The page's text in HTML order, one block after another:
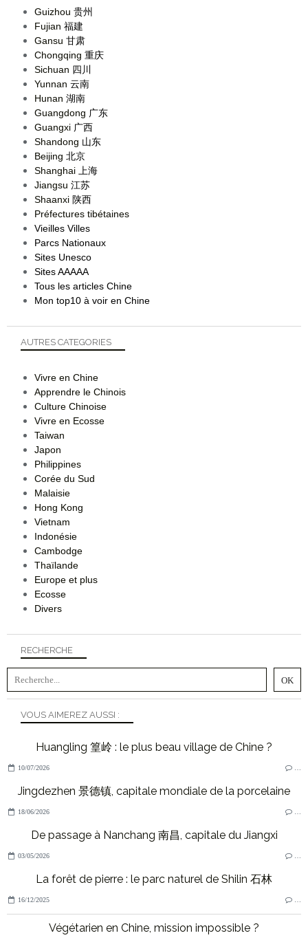
RECHERCHE
VOUS AIMEREZ AUSSI :
Huangling 篁岭 : le plus beau village de Chine ?
10/07/2026
Jingdezhen 景德镇, capitale mondiale de la porcelaine
18/06/2026
De passage à Nanchang 南昌, capitale du Jiangxi
03/05/2026
La forêt de pierre : le parc naturel de Shilin 石林
16/12/2025
Végétarien en Chine, mission impossible ?
Guizhou 贵州
Fujian 福建
Gansu 甘肃
Chongqing 重庆
Sichuan 四川
Yunnan 云南
Hunan 湖南
Guangdong 广东
Guangxi 广西
Shandong 山东
Beijing 北京
Shanghai 上海
Jiangsu 江苏
Shaanxi 陕西
Préfectures tibétaines
Vieilles Villes
Parcs Nationaux
Sites Unesco
Sites AAAAA
Tous les articles Chine
Mon top10 à voir en Chine
AUTRES CATEGORIES
Vivre en Chine
Apprendre le Chinois
Culture Chinoise
Vivre en Ecosse
Taiwan
Japon
Philippines
Corée du Sud
Malaisie
Hong Kong
Vietnam
Indonésie
Cambodge
Thaïlande
Europe et plus
Ecosse
Divers